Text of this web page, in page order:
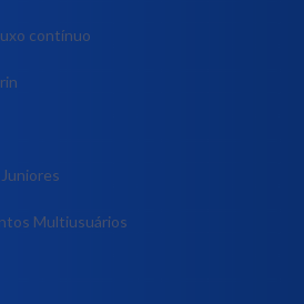
contínuo
Multiusuários